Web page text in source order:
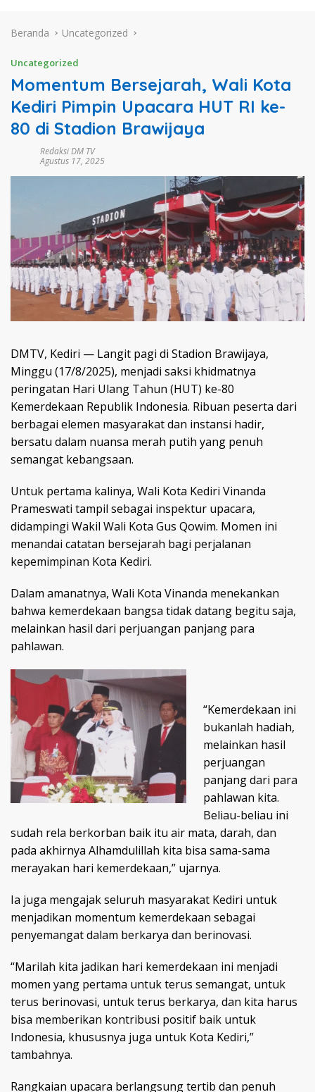
Beranda Uncategorized
Uncategorized
Momentum Bersejarah, Wali Kota
Kediri Pimpin Upacara HUT RI ke-
80 di Stadion Brawijaya
Redaksi DM TV
Agustus 17, 2025
DMTV, Kediri — Langit pagi di Stadion Brawijaya,
Minggu (17/8/2025), menjadi saksi khidmatnya
peringatan Hari Ulang Tahun (HUT) ke-80
Kemerdekaan Republik Indonesia. Ribuan peserta dari
berbagai elemen masyarakat dan instansi hadir,
bersatu dalam nuansa merah putih yang penuh
semangat kebangsaan.
Untuk pertama kalinya, Wali Kota Kediri Vinanda
Prameswati tampil sebagai inspektur upacara,
didampingi Wakil Wali Kota Gus Qowim. Momen ini
menandai catatan bersejarah bagi perjalanan
kepemimpinan Kota Kediri.
Dalam amanatnya, Wali Kota Vinanda menekankan
bahwa kemerdekaan bangsa tidak datang begitu saja,
melainkan hasil dari perjuangan panjang para
pahlawan.
“Kemerdekaan ini
bukanlah hadiah,
melainkan hasil
perjuangan
panjang dari para
pahlawan kita.
Beliau-beliau ini
sudah rela berkorban baik itu air mata, darah, dan
pada akhirnya Alhamdulillah kita bisa sama-sama
merayakan hari kemerdekaan,” ujarnya.
Ia juga mengajak seluruh masyarakat Kediri untuk
menjadikan momentum kemerdekaan sebagai
penyemangat dalam berkarya dan berinovasi.
“Marilah kita jadikan hari kemerdekaan ini menjadi
momen yang pertama untuk terus semangat, untuk
terus berinovasi, untuk terus berkarya, dan kita harus
bisa memberikan kontribusi positif baik untuk
Indonesia, khususnya juga untuk Kota Kediri,”
tambahnya.
Rangkaian upacara berlangsung tertib dan penuh